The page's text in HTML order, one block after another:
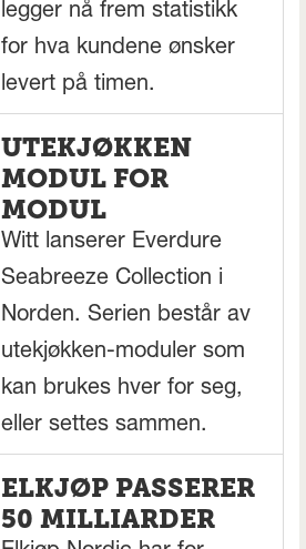
legger nå frem statistikk
for hva kundene ønsker
levert på timen.
UTEKJØKKEN
MODUL FOR
MODUL
Witt lanserer Everdure
Seabreeze Collection i
Norden. Serien består av
utekjøkken-moduler som
kan brukes hver for seg,
eller settes sammen.
ELKJØP PASSERER
50 MILLIARDER